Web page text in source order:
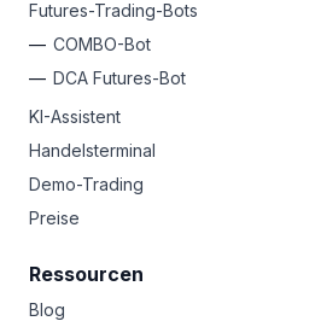
Futures-Trading-Bots
COMBO-Bot
DCA Futures-Bot
KI-Assistent
Handelsterminal
Demo-Trading
Preise
Ressourcen
Blog